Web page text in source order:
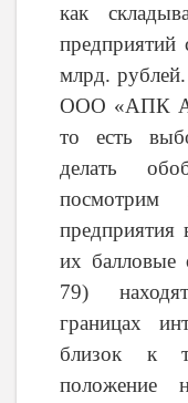
как
млрд. рублей.
ООО «АПК
то есть
делать
предприятия
их балловые
79)
границах
близок к
положение